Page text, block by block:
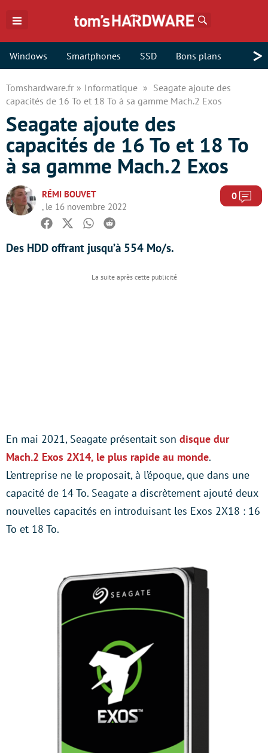
Windows Smartphones SSD Bons plans >
Tomshardware.fr Informatique
Seagate ajoute des
capacités de 16 To et 18 To à sa gamme Mach.2 Exos
Seagate ajoute des
capacités de 16 To et 18 To
à sa gamme Mach.2 Exos
RÉMI BOUVET
, le 16 novembre 2022
0
Facebook
TwitterWhatsapp
Reddit
Des HDD offrant jusqu’à 554 Mo/s.
En mai 2021, Seagate présentait son disque dur
Mach.2 Exos 2X14, le plus rapide au monde.
L’entreprise ne le proposait, à l’époque, que dans une
capacité de 14 To. Seagate a discrètement ajouté deux
nouvelles capacités en introduisant les Exos 2X18 : 16
To et 18 To.